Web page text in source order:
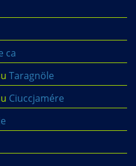
ca
Taragnöle
Ciuccjamére